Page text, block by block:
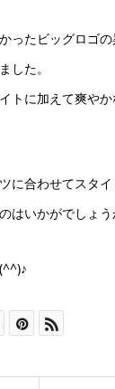
ったビッグロゴ
した。
トに加えて爽や
に合わせてスタ
はいかがでしょう